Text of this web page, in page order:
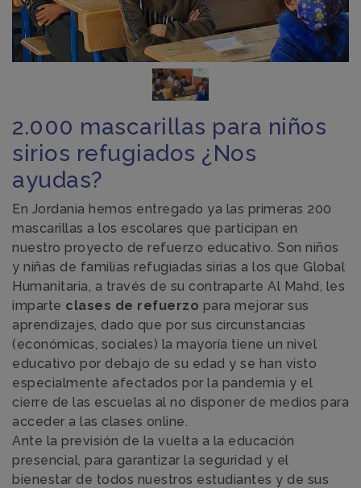
2.000 mascarillas para niños
sirios refugiados ¿Nos
ayudas?
En Jordania hemos entregado ya las primeras 200
mascarillas a los escolares que participan en
nuestro proyecto de refuerzo educativo. Son niños
y niñas de familias refugiadas sirias a los que Global
Humanitaria, a través de su contraparte Al Mahd, les
imparte clases de refuerzo para mejorar sus
aprendizajes, dado que por sus circunstancias
(económicas, sociales) la mayoría tiene un nivel
educativo por debajo de su edad y se han visto
especialmente afectados por la pandemia y el
cierre de las escuelas al no disponer de medios para
acceder a las clases online.
Ante la previsión de la vuelta a la educación
presencial, para garantizar la seguridad y el
bienestar de todos nuestros estudiantes y de sus